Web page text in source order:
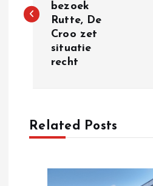
s
v
bezoek
Rutte, De
Croo zet
situatie
recht
Related Posts